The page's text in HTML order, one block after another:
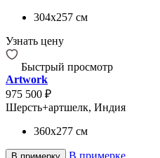
304x257 см
Узнать цену
Быстрый просмотр
Artwork
975 500 ₽
Шерсть+артшелк, Индия
360x277 см
В примерке